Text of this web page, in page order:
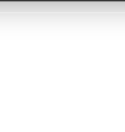
8.46 Αξιολόγηση
8.47 Σύνθετα
8.48 Αξιολόγηση
8.49 Σύνθετα